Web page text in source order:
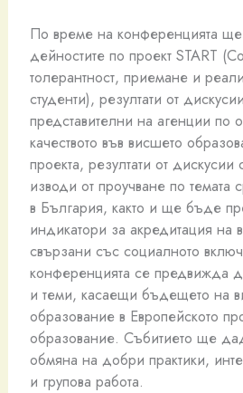
По време на конференцията
дейностите по проект START
толерантност, приемане и
студенти), резултати от
представителни на агенции по
качеството във висшето
проекта, резултати от дискусии
изводи от проучване по темата
в България, както и ще бъде
индикатори за акредитация на
свързани със социалното
конференцията се предвижда
и теми, касаещи бъдещето на
образование в Европейското
образование. Събитието ще
обмяна на добри практики,
и групова работа.